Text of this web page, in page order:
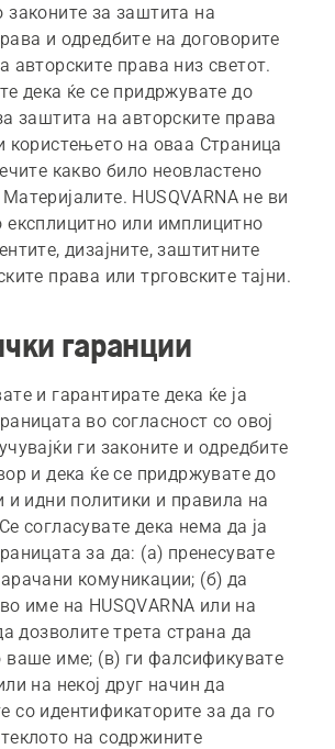
законите за заштита на
и одредбите на договорите
авторските права низ светот.
дека ќе се придржувате до
заштита на авторските права
користењето на оваа Страница
какво било неовластено
HUSQVARNA не ви
експлицитно или имплицитно
дизајните, заштитните
права или трговските тајни.
гаранции
и гарантирате дека ќе ја
во согласност со овој
ги законите и одредбите
и дека ќе се придржувате до
и идни политики и правила на
согласувате дека нема да ја
за да: (а) пренесувате
комуникации; (б) да
име на HUSQVARNA или на
дозволите трета страна да
ваше име; (в) ги фалсификувате
на некој друг начин да
со идентификаторите за да го
на содржините